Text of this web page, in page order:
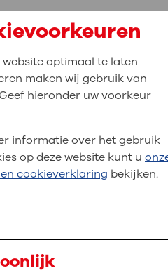
Doneer direct
naar op
van
website optimaal te laten
maken wij gebruik van
hieronder uw voorkeur
informatie over het gebruik
op deze website kunt u
cookieverklaring bekijken.